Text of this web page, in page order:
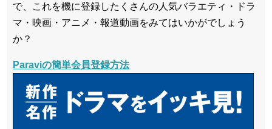
で、これを機に登録したくさんの人気バラエティ・ドラ
マ・映画・アニメ・報道動画をみてはいかがでしょう
か？
Paraviの簡単会員登録方法